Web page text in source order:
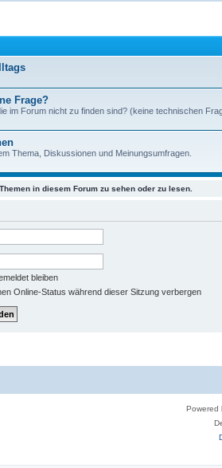
Frage?
im Forum nicht zu finden sind? (keine technischen
Thema, Diskussionen und Meinungsumfragen.
in diesem Forum zu sehen oder zu lesen.
bleiben
Online-Status während dieser Sitzung verbergen
Powered